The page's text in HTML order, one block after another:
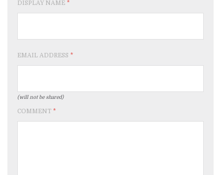
DISPLAY NAME *
EMAIL ADDRESS *
(will not be shared)
COMMENT *